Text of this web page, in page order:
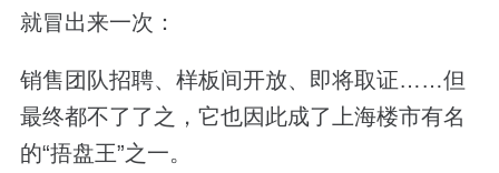
就冒出来一次：
销售团队招聘、样板间开放、即将取证……但
最终都不了了之，它也因此成了上海楼市有名
的“捂盘王”之一。